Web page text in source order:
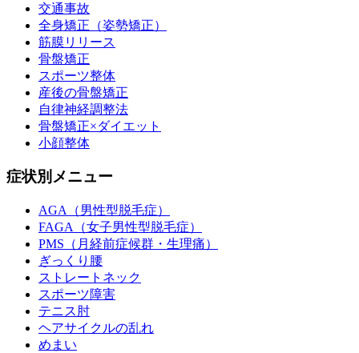
交通事故
全身矯正（姿勢矯正）
筋膜リリース
骨盤矯正
スポーツ整体
産後の骨盤矯正
自律神経調整法
骨盤矯正×ダイエット
小顔整体
症状別メニュー
AGA（男性型脱毛症）
FAGA（女子男性型脱毛症）
PMS（月経前症候群・生理痛）
ぎっくり腰
ストレートネック
スポーツ障害
テニス肘
ヘアサイクルの乱れ
めまい